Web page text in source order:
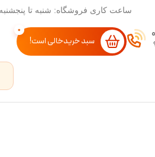
ساعت کاری فروشگاه: شنبه تا
0
0
سبد خریدخالی است!